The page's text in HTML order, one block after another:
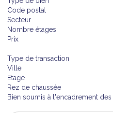
Code postal
Secteur
Nombre étages
Prix
Type de transaction
Ville
Etage
Rez de chaussée
Bien soumis à l'encadrement